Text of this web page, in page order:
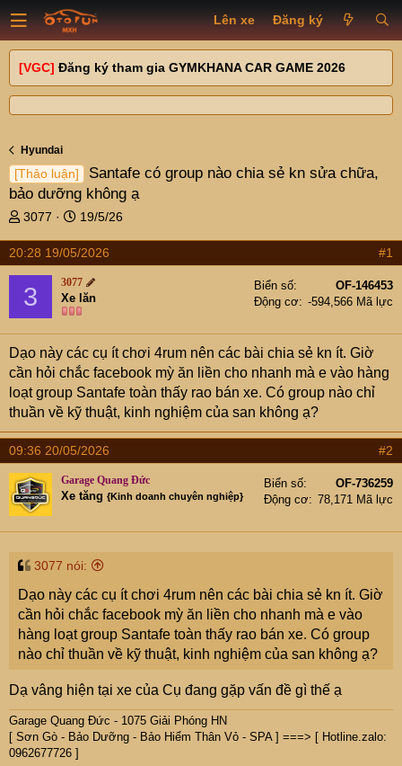
Lên xe Đăng ký
[VGC] Đăng ký tham gia GYMKHANA CAR GAME 2026
Hyundai
[Thảo luận]
Santafe có group nào chia sẻ kn sửa chữa,
bảo dưỡng không ạ
T
r
e
d
s
t
a
r
t
e
r
3077
N
à
y
g
ử
i
19/5/26
20:28 19/05/2026 #1
3 3077
Xe lăn
Biển số
OF-146453
Động cơ
-594,566 Mã lực
Dạo này các cụ ít chơi 4rum nên các bài chia sẻ kn ít. Giờ
cần hỏi chắc facebook mỳ ăn liền cho nhanh mà e vào hàng
loạt group Santafe toàn thấy rao bán xe. Có group nào chỉ
thuần về kỹ thuật, kinh nghiệm của san không ạ?
09:36 20/05/2026 #2
Garage Quang Đức
Xe tăng {Kinh doanh chuyên nghiệp}
Biển số
OF-736259
Động cơ
78,171 Mã lực
3077 nói:
Dạo này các cụ ít chơi 4rum nên các bài chia sẻ kn ít. Giờ
cần hỏi chắc facebook mỳ ăn liền cho nhanh mà e vào
hàng loạt group Santafe toàn thấy rao bán xe. Có group
nào chỉ thuần về kỹ thuật, kinh nghiệm của san không ạ?
Dạ vâng hiện tại xe của Cụ đang gặp vấn đề gì thế ạ
Garage Quang Đức - 1075 Giải Phóng HN
[ Sơn Gò - Bảo Dưỡng - Bảo Hiểm Thân Vỏ - SPA ] ===> [ Hotline.zalo:
0962677726 ]